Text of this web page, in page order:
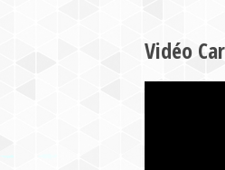
Vidéo